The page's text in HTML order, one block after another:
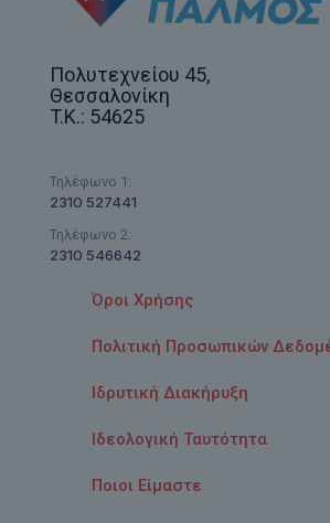
Πολυτεχνείου 45,
Θεσσαλονίκη
T.K.: 54625
2310 527441
Τηλέφωνο 1:
2310 546642
Τηλέφωνο 2:
Όροι Χρήσης
Πολιτική Προσωπικών
Ιδρυτική Διακήρυξη
Ιδεολογική Ταυτότητα
Ποιοι Είμαστε